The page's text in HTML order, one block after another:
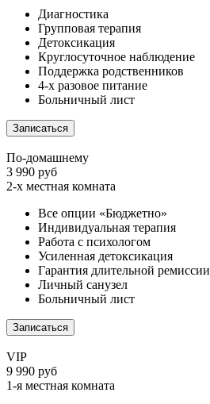
Диагностика
Групповая терапия
Детоксикация
Круглосуточное наблюдение
Поддержка родственников
4-х разовое питание
Больничный лист
Записаться
По-домашнему
3 990 руб
2-х местная комната
Все опции «Бюджетно»
Индивидуальная терапия
Работа с психологом
Усиленная детоксикация
Гарантия длительной ремиссии
Личный санузел
Больничный лист
Записаться
VIP
9 990 руб
1-я местная комната